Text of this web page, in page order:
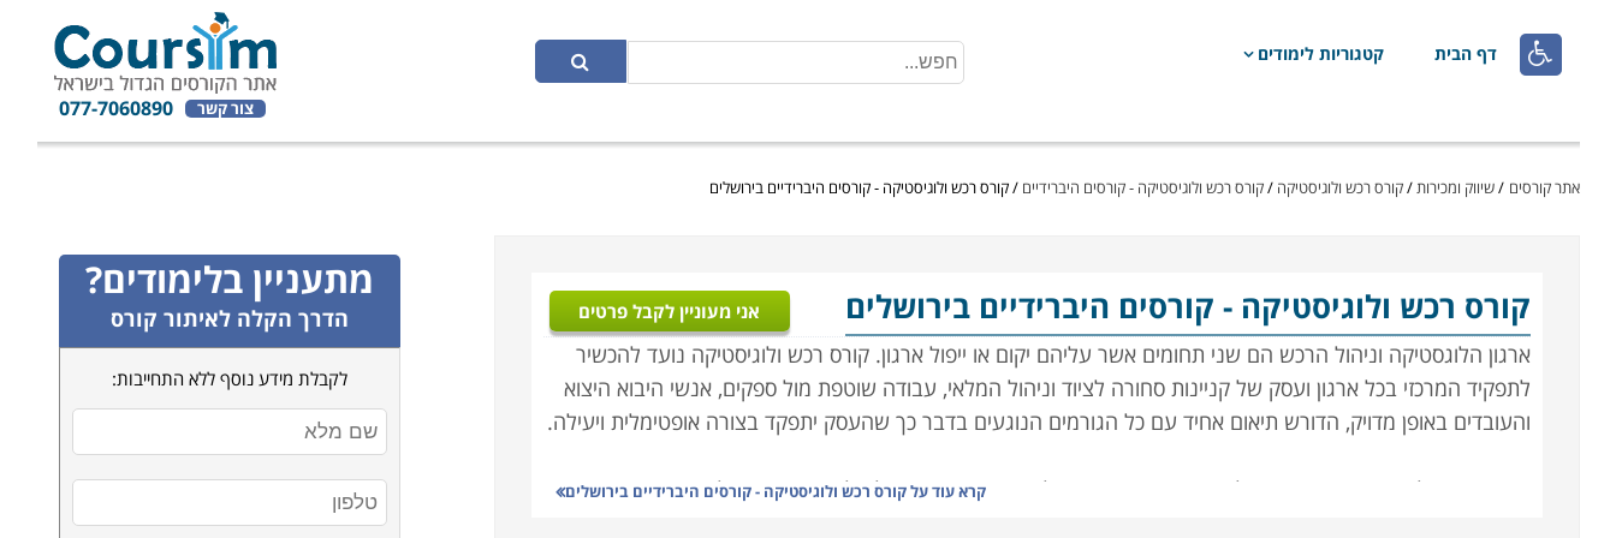
 דף הבית קטגוריות לימודים
צור קשר 077-7060890
אתר קורסים /שיווק ומכירות/קורס רכש ולוגיסטיקה /קורס רכש ולוגיסטיקה - קורסים היברידיים /קורס רכש ולוגיסטיקה - קורסים היברידיים בירושלים
קורס רכש ולוגיסטיקה- קורסים היברידיים בירושלים אני מעוניין לקבל פרטים
ארגון הלוגסטיקה וניהול הרכש הם שני תחומים אשר עליהם יקום או ייפול ארגון. קורס רכש ולוגיסטיקה נועד להכשיר
לתפקיד המרכזי בכל ארגון ועסק של קניינות סחורה לציוד וניהול המלאי, עבודה שוטפת מול ספקים, אנשי היבוא היצוא
והעובדים באופן מדויק, הדורש תיאום אחיד עם כל הגורמים הנוגעים בדבר כך שהעסק יתפקד בצורה אופטימלית ויעילה.
הנושאים הנלמדים בקורס הם ניהול המשאב האנושי, ניהול איכות, ארגון ותפעול מלאי העסק, ניהול הצד הפיננסי,
קרא עוד עלקורס רכש ולוגיסטיקה - קורסים היברידיים בירושלים
מתעניין בלימודים?
הדרך הקלה לאיתור קורס
לקבלת מידע נוסף ללא התחייבות: